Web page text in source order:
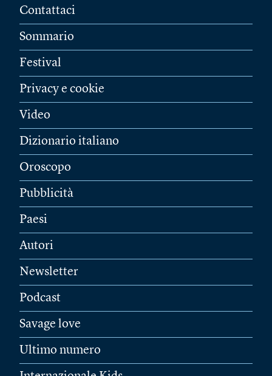
Contattaci
Sommario
Festival
Privacy e cookie
Video
Dizionario italiano
Oroscopo
Pubblicità
Paesi
Autori
Newsletter
Podcast
Savage love
Ultimo numero